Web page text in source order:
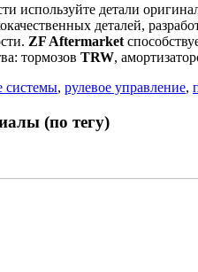
используйте детали
деталей,
ZF Aftermarket
тормозов TRW,
системы, рулевое управление,
(по тегу)